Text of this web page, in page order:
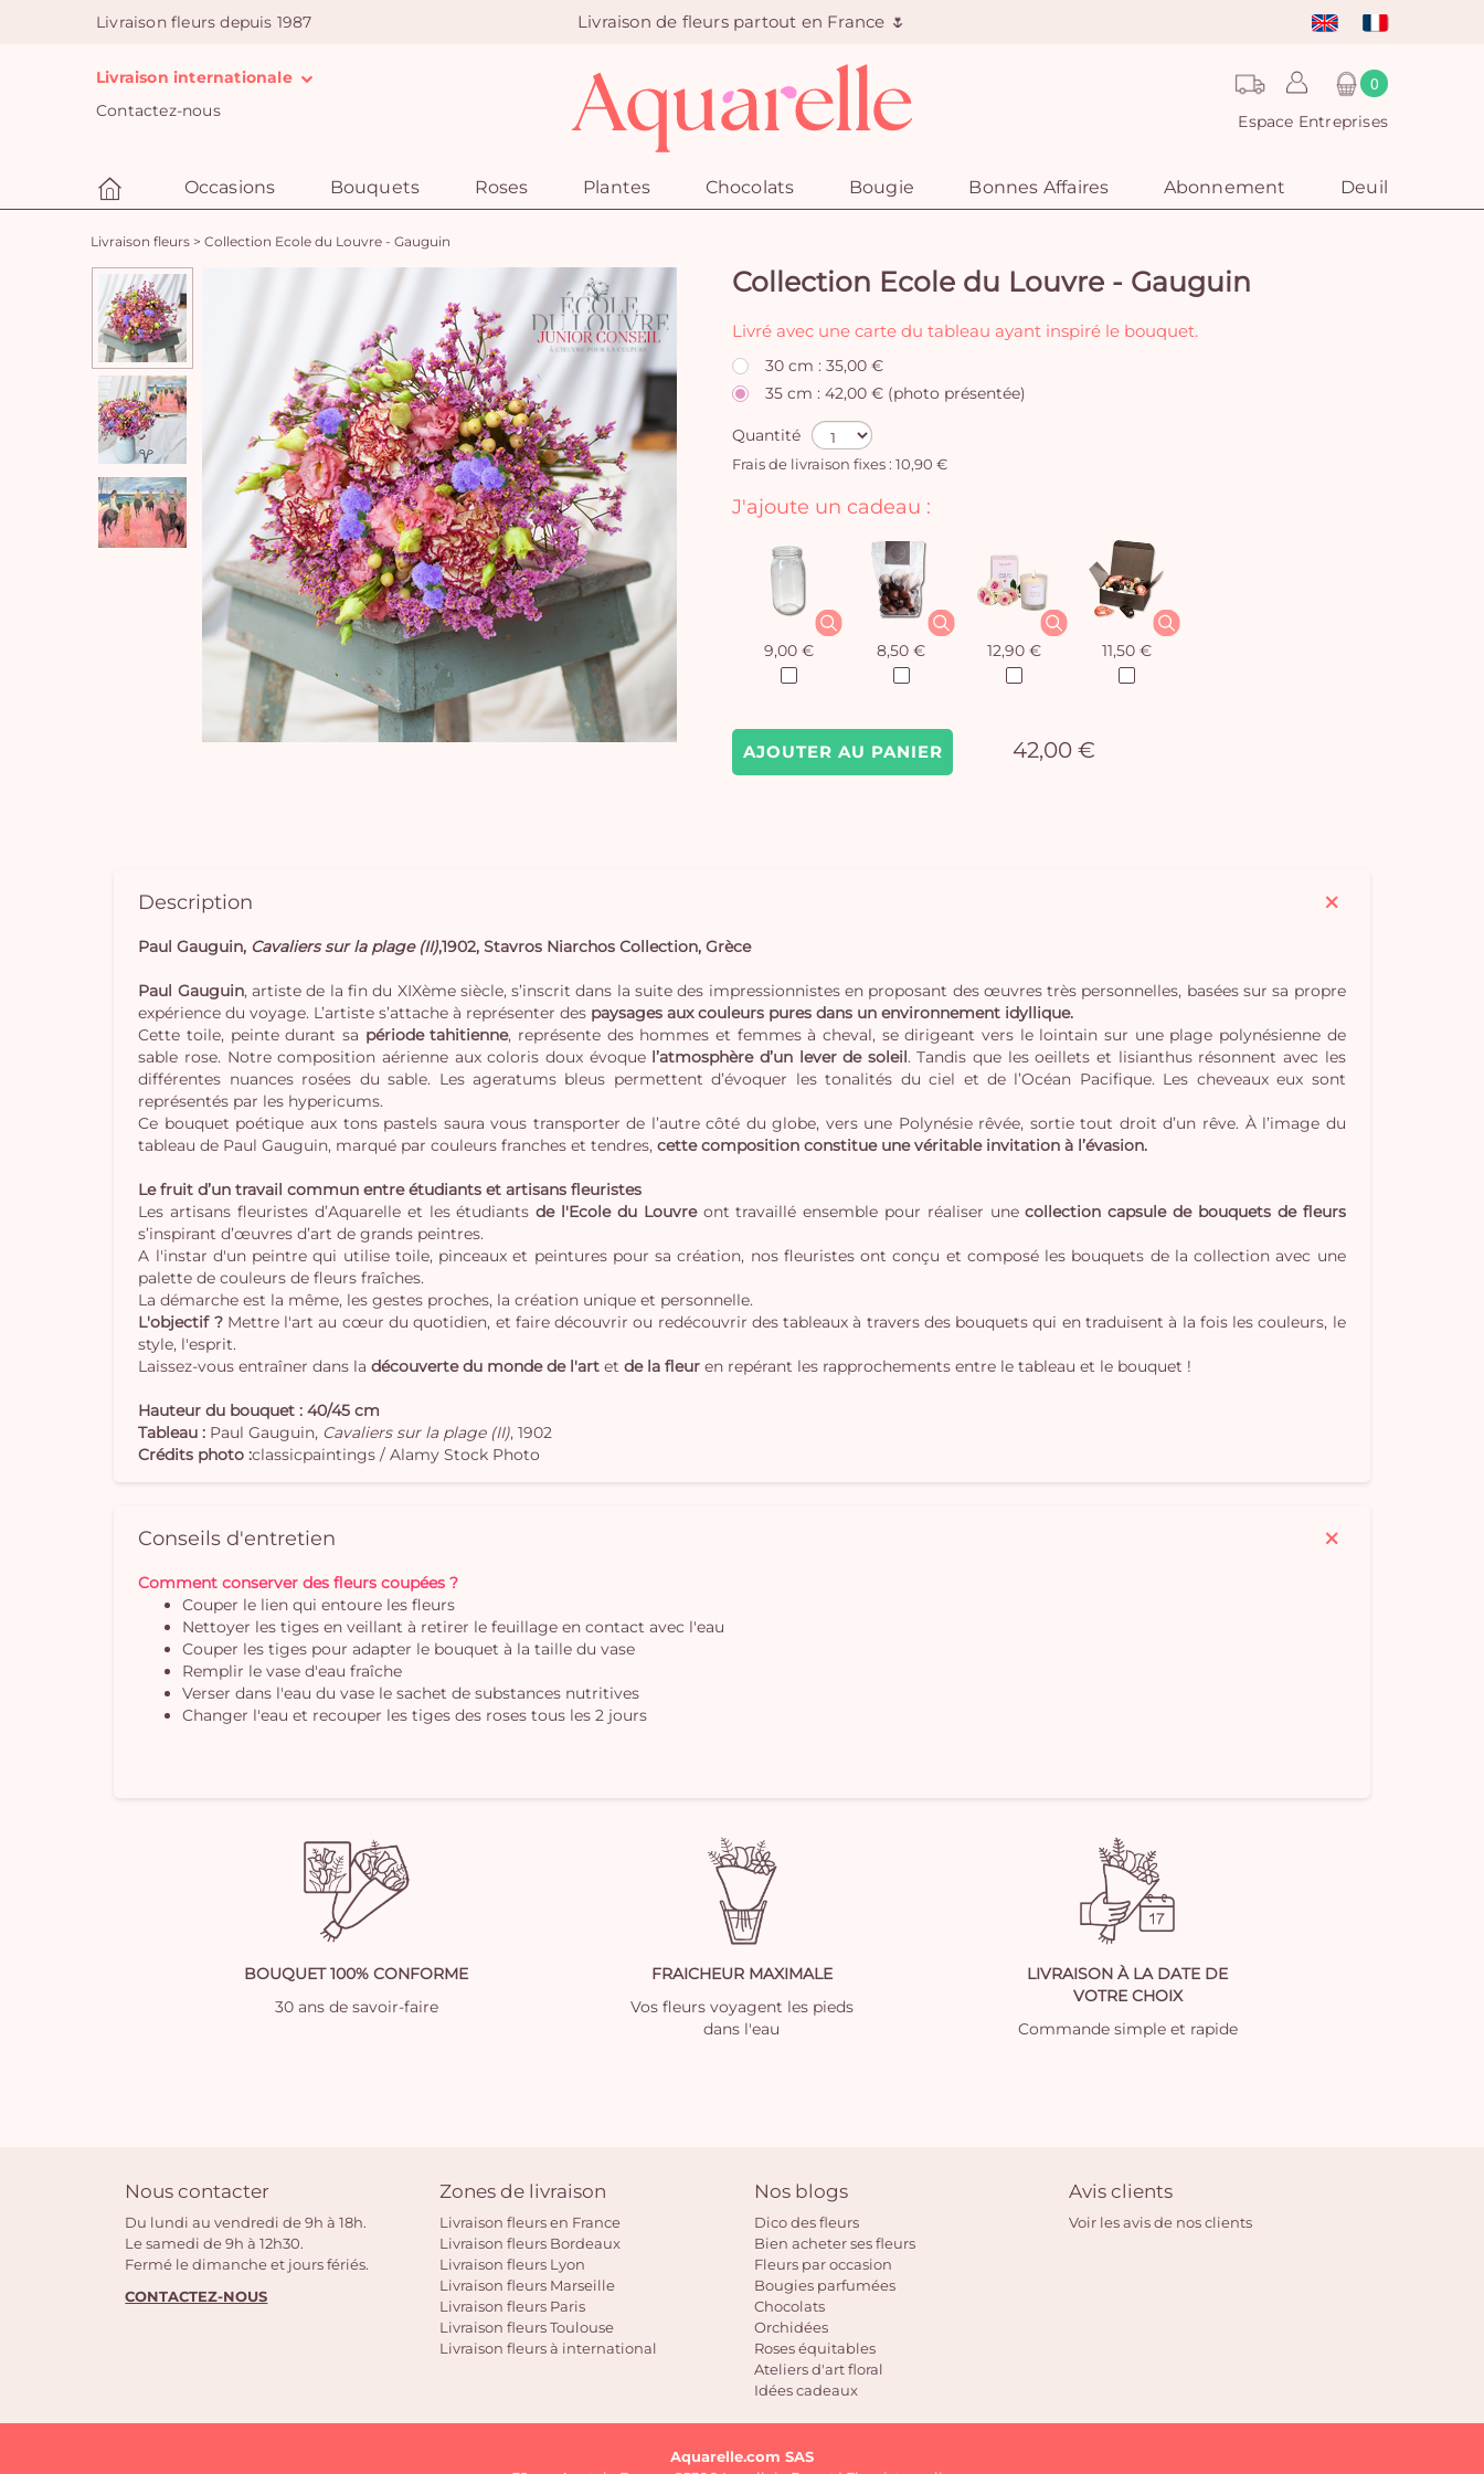
Livraison fleurs depuis 1987 Livraison de fleurs partout en France 🌷
Livraison internationale
Contactez-nous
0
Espace Entreprises
Occasions Bouquets Roses Plantes Chocolats Bougie Bonnes Affaires Abonnement Deuil
Livraison fleurs > Collection Ecole du Louvre - Gauguin
Collection Ecole du Louvre - Gauguin
Livré avec une carte du tableau ayant inspiré le bouquet.
30 cm : 35,00 €
35 cm : 42,00 € (photo présentée)
Quantité
Frais de livraison fixes : 10,90 €
AJOUTER AU PANIER 42,00 €
J'ajoute un cadeau :
9,00 € 8,50 € 12,90 € 11,50 €
Description
Paul Gauguin, Cavaliers sur la plage (II),1902, Stavros Niarchos Collection, Grèce
Paul Gauguin, artiste de la fin du XIXème siècle, s’inscrit dans la suite des impressionnistes en proposant des œuvres très personnelles, basées sur sa propre
expérience du voyage. L’artiste s’attache à représenter des paysages aux couleurs pures dans un environnement idyllique.
Cette toile, peinte durant sa période tahitienne, représente des hommes et femmes à cheval, se dirigeant vers le lointain sur une plage polynésienne de
sable rose. Notre composition aérienne aux coloris doux évoque l’atmosphère d’un lever de soleil. Tandis que les oeillets et lisianthus résonnent avec les
différentes nuances rosées du sable. Les ageratums bleus permettent d’évoquer les tonalités du ciel et de l’Océan Pacifique. Les cheveaux eux sont
représentés par les hypericums.
Ce bouquet poétique aux tons pastels saura vous transporter de l’autre côté du globe, vers une Polynésie rêvée, sortie tout droit d’un rêve. À l’image du
tableau de Paul Gauguin, marqué par couleurs franches et tendres,cette composition constitue une véritable invitation à l’évasion.
Le fruit d’un travail commun entre étudiants et artisans fleuristes
Les artisans fleuristes d’Aquarelle et les étudiantsde l'Ecole du Louvreont travaillé ensemble pour réaliser unecollection capsule de bouquets de fleurs
s’inspirant d’œuvres d’art de grands peintres.
A l'instar d'un peintre qui utilise toile, pinceaux et peintures pour sa création, nos fleuristes ont conçu et composé les bouquets de la collection avec une
palette de couleurs de fleurs fraîches.
La démarche est la même, les gestes proches, la création unique et personnelle.
L'objectif ? Mettre l'art au cœur du quotidien, et faire découvrir ou redécouvrir des tableaux à travers des bouquets qui en traduisent à la fois les couleurs, le
style, l'esprit.
Laissez-vous entraîner dans ladécouverte du monde de l'art etde la fleur en repérant les rapprochements entre le tableau et le bouquet !
Hauteur du bouquet : 40/45 cm
Tableau : Paul Gauguin, Cavaliers sur la plage (II), 1902
Crédits photo :classicpaintings / Alamy Stock Photo
Conseils d'entretien
Comment conserver des fleurs coupées ?
Couper le lien qui entoure les fleurs
Nettoyer les tiges en veillant à retirer le feuillage en contact avec l'eau
Couper les tiges pour adapter le bouquet à la taille du vase
Remplir le vase d'eau fraîche
Verser dans l'eau du vase le sachet de substances nutritives
Changer l'eau et recouper les tiges des roses tous les 2 jours
BOUQUET 100% CONFORME
30 ans de savoir-faire
FRAICHEUR MAXIMALE
Vos fleurs voyagent les pieds
dans l'eau
LIVRAISON À LA DATE DE
VOTRE CHOIX
Commande simple et rapide
Nous contacter
Du lundi au vendredi de 9h à 18h.
Le samedi de 9h à 12h30.
Fermé le dimanche et jours fériés.
CONTACTEZ-NOUS
Zones de livraison
Livraison fleurs en France
Livraison fleurs Bordeaux
Livraison fleurs Lyon
Livraison fleurs Marseille
Livraison fleurs Paris
Livraison fleurs Toulouse
Livraison fleurs à international
Nos blogs
Dico des fleurs
Bien acheter ses fleurs
Fleurs par occasion
Bougies parfumées
Chocolats
Orchidées
Roses équitables
Ateliers d'art floral
Idées cadeaux
Avis clients
Voir les avis de nos clients
Aquarelle.com SAS